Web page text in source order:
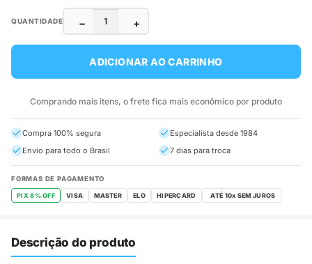
QUANTIDADE − +
ADICIONAR AO CARRINHO
Comprando mais itens, o frete fica mais econômico por produto
Compra 100% segura
Especialista desde 1984
Envio para todo o Brasil
7 dias para troca
FORMAS DE PAGAMENTO
PIX 8% OFF VISA MASTER ELO HIPERCARD
Descrição do produto